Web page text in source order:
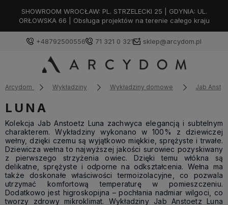
SHOWROOM WROCŁAW: PL. STRZELECKI 25 | GDYNIA: UL.
ORŁOWSKA 66 | Obsługa projektów na terenie całego kraju
+48792500556 71 321 0 321 sklep@arcydom.pl
Arcydom Wykładziny Wykładziny domowe Jab
LUNA
Kolekcja Jab Anstoetz Luna zachwyca elegancją i subtelnym
charakterem. Wykładziny wykonano w 100% z dziewiczej
wełny, dzięki czemu są wyjątkowo miękkie, sprężyste i trwałe.
Dziewicza wełna to najwyższej jakości surowiec pozyskiwany
z pierwszego strzyżenia owiec. Dzięki temu włókna są
delikatne, sprężyste i odporne na odkształcenia. Wełna ma
także doskonałe właściwości termoizolacyjne, co pozwala
utrzymać komfortową temperaturę w pomieszczeniu.
Dodatkowo jest higroskopijna – pochłania nadmiar wilgoci, co
tworzy zdrowy mikroklimat. Wykładziny Jab Anstoetz Luna